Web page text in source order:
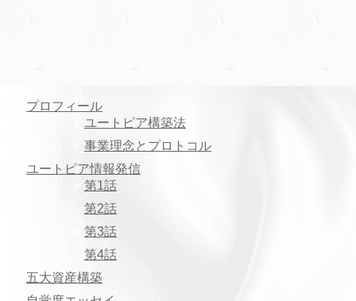
プロフィール
ユートピア構築法
事業理念とプロトコル
ユートピア情報発信
第1話
第2話
第3話
第4話
五大資産構築